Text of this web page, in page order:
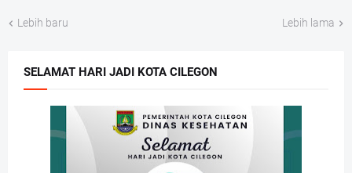
Lebih baru Lebih lama
SELAMAT HARI JADI KOTA CILEGON